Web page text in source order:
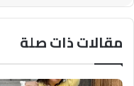
مقالات ذات صلة